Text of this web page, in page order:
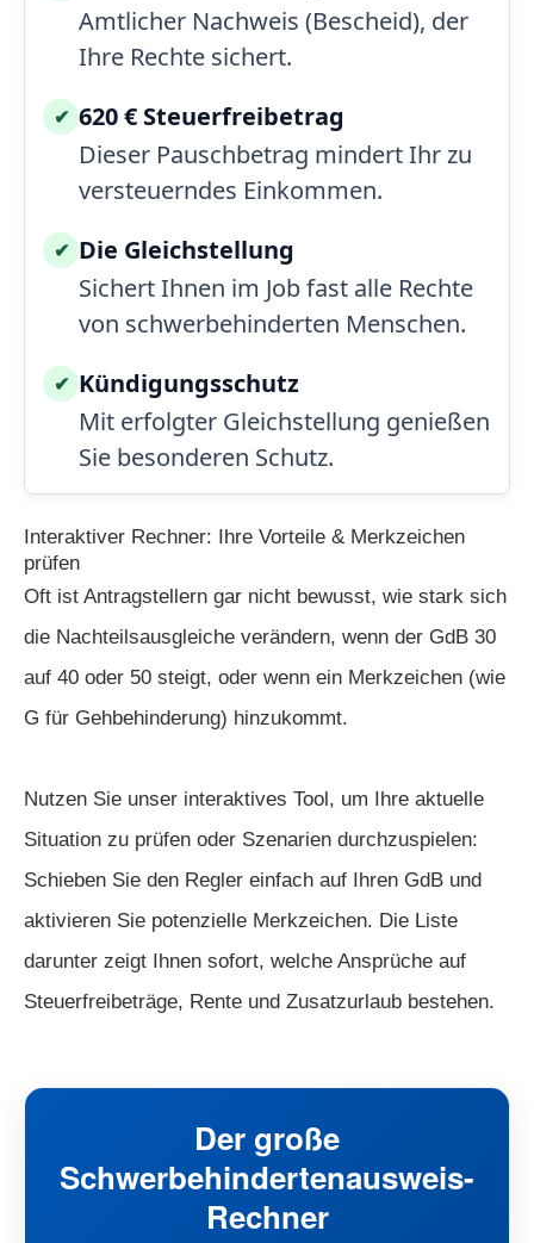
Amtlicher Nachweis (Bescheid), der
Ihre Rechte sichert.
✔ 620 € Steuerfreibetrag
Dieser Pauschbetrag mindert Ihr zu
versteuerndes Einkommen.
✔ Die Gleichstellung
Sichert Ihnen im Job fast alle Rechte
von schwerbehinderten Menschen.
✔ Kündigungsschutz
Mit erfolgter Gleichstellung genießen
Sie besonderen Schutz.
Interaktiver Rechner: Ihre Vorteile & Merkzeichen
prüfen
Oft ist Antragstellern gar nicht bewusst, wie stark sich
die Nachteilsausgleiche verändern, wenn der GdB 30
auf 40 oder 50 steigt, oder wenn ein Merkzeichen (wie
G für Gehbehinderung) hinzukommt.
Nutzen Sie unser interaktives Tool, um Ihre aktuelle
Situation zu prüfen oder Szenarien durchzuspielen:
Schieben Sie den Regler einfach auf Ihren GdB und
aktivieren Sie potenzielle Merkzeichen. Die Liste
darunter zeigt Ihnen sofort, welche Ansprüche auf
Steuerfreibeträge, Rente und Zusatzurlaub bestehen.
Der große
Schwerbehindertenausweis-
Rechner